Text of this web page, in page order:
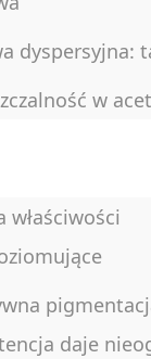
dyspersyjna:
w
właściwości
daje